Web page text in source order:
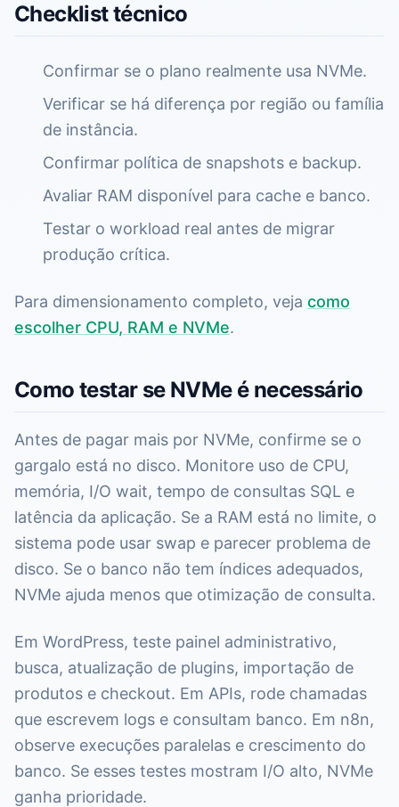
Checklist técnico
Confirmar se o plano realmente usa NVMe.
Verificar se há diferença por região ou família
de instância.
Confirmar política de snapshots e backup.
Avaliar RAM disponível para cache e banco.
Testar o workload real antes de migrar
produção crítica.
Para dimensionamento completo, veja como
escolher CPU, RAM e NVMe.
Como testar se NVMe é necessário
Antes de pagar mais por NVMe, confirme se o
gargalo está no disco. Monitore uso de CPU,
memória, I/O wait, tempo de consultas SQL e
latência da aplicação. Se a RAM está no limite, o
sistema pode usar swap e parecer problema de
disco. Se o banco não tem índices adequados,
NVMe ajuda menos que otimização de consulta.
Em WordPress, teste painel administrativo,
busca, atualização de plugins, importação de
produtos e checkout. Em APIs, rode chamadas
que escrevem logs e consultam banco. Em n8n,
observe execuções paralelas e crescimento do
banco. Se esses testes mostram I/O alto, NVMe
ganha prioridade.